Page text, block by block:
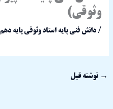
وثوقی)
/دانش فنی پایه استاد وثوقی پایه دهم
→ نوشته قبل